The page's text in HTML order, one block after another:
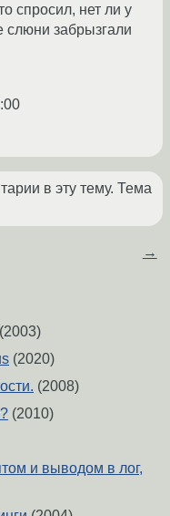
спросил, нет ли у
слюни забрызгали
в эту тему. Тема
→
(2003)
(2020)
(2008)
(2010)
и выводом в лог,